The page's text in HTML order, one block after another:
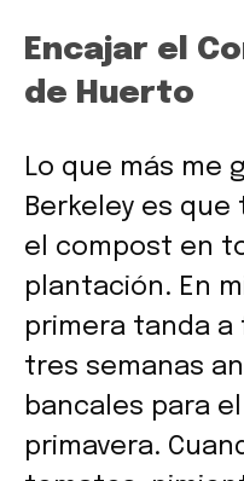
Encajar el
de Huerto
Lo que más me
Berkeley es
el compost en
plantación. En
primera tanda
tres semanas
bancales para
primavera.